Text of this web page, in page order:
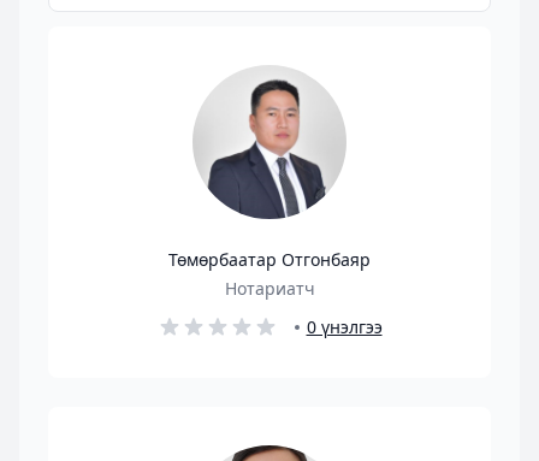
Төмөрбаатар Отгонбаяр
Нотариатч
0 үнэлгээ